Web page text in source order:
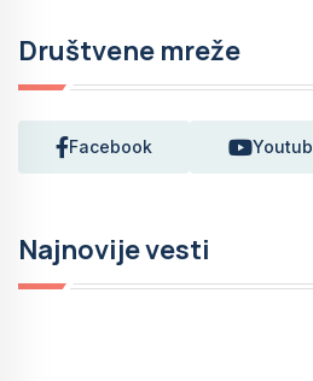
Društvene mreže
Facebook
Najnovije vesti